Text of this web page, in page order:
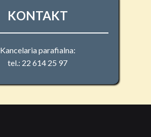
KONTAKT
Kancelaria parafialna:
tel.: 22 614 25 97